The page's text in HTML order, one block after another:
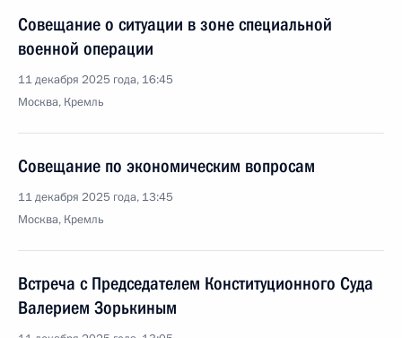
Совещание о ситуации в зоне специальной
военной операции
11 декабря 2025 года, 16:45
Москва, Кремль
Совещание по экономическим вопросам
11 декабря 2025 года, 13:45
Москва, Кремль
Встреча с Председателем Конституционного Суда
Валерием Зорькиным